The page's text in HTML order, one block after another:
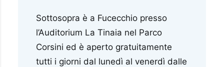
Sottosopra è a Fucecchio presso
l’Auditorium La Tinaia nel Parco
Corsini ed è aperto gratuitamente
tutti i giorni dal lunedì al venerdì dalle